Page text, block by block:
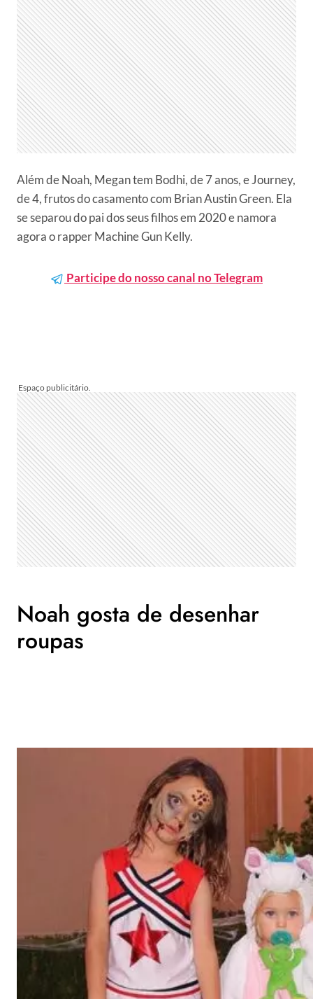
Além de Noah, Megan tem Bodhi, de 7 anos, e Journey,
de 4, frutos do casamento com Brian Austin Green. Ela
se separou do pai dos seus filhos em 2020 e namora
agora o rapper Machine Gun Kelly.
Participe do nosso canal no Telegram
Noah gosta de desenhar
roupas